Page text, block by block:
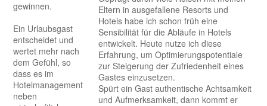
gewinnen.
Ein Urlaubsgast
entscheidet und
wertet mehr nach
dem Gefühl, so
dass es im
Hotelmanagement
neben
Eltern in ausgefallene Resorts und
Hotels habe ich schon früh eine
Sensibilität für die Abläufe in Hotels
entwickelt. Heute nutze ich diese
Erfahrung, um Optimierungspotentiale
zur Steigerung der Zufriedenheit eines
Gastes einzusetzen.
Spürt ein Gast authentische Achtsamkeit
und Aufmerksamkeit, dann kommt er